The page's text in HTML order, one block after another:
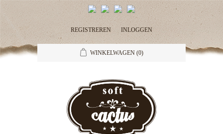
REGISTREREN INLOGGEN
WINKELWAGEN (0)